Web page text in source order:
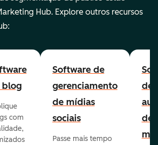
Hub. Explore outros recursos
blog
com
Software de
gerenciamento
de mídias
sociais
Passe mais tempo
de
de